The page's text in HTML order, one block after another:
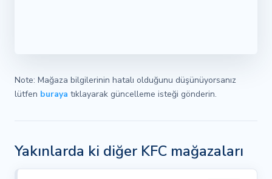
Note: Mağaza bilgilerinin hatalı olduğunu düşünüyorsanız
lütfen buraya tıklayarak güncelleme isteği gönderin.
Yakınlarda ki diğer KFC mağazaları